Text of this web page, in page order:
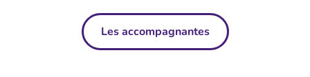
Les accompagnantes